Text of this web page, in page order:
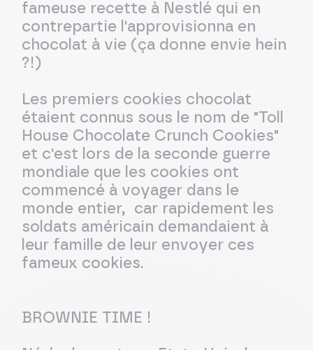
fameuse recette à Nestlé qui en
contrepartie l'approvisionna en
chocolat à vie (ça donne envie hein
?!)
Les premiers cookies chocolat
étaient connus sous le nom de "Toll
House Chocolate Crunch Cookies"
et c'est lors de la seconde guerre
mondiale que les cookies ont
commencé à voyager dans le
monde entier, car rapidement les
soldats américain demandaient à
leur famille de leur envoyer ces
fameux cookies.
BROWNIE TIME !